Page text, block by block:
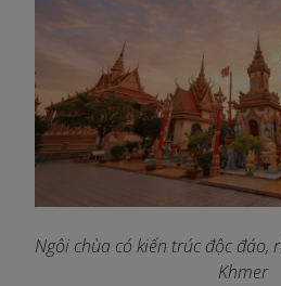
Ngôi chùa có kiến trúc độc
Khmer